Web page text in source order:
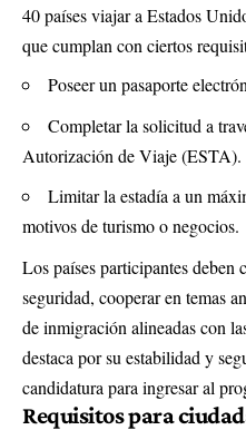
40 países viajar a Estados
que cumplan con ciertos
Poseer un pasaporte
Completar la solicitud a
Autorización de Viaje (ESTA).
Limitar la estadía a un
motivos de turismo o negocios.
Los países participantes deben
seguridad, cooperar en temas
de inmigración alineadas con
destaca por su estabilidad y
candidatura para ingresar al
Requisitos para